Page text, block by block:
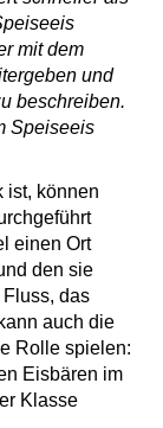
mit dem
und
beschreiben.
Speiseeis
ist, können
einen Ort
den sie
das
auch die
Rolle spielen:
Eisbären im
Klasse